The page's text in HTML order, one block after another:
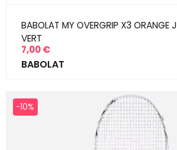
BABOLAT MY OVERGRIP X3 ORANGE
VERT
Prix
7,00 €
BABOLAT
-10%